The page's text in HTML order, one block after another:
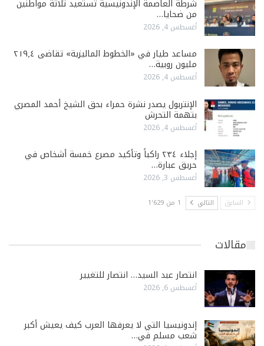
شرطة العاصمة الإندونيسية تستعيد ثلاثة مواطنين
من ضحايا…
أغسطس 4, 2026
مساعد طيار في «الخطوط الماليزية» تقاضى ٢١٩٫٤
مليون روبية…
أغسطس 4, 2026
الإنتربول يصدر نشرة حمراء بحق الشيخ أحمد المصري
بتهمة التحرش
أغسطس 4, 2026
إجلاء ٢٣٤ راكباً وتأكيد مصرع خمسة أشخاص في
حريق عبارة…
أغسطس 3, 2026
السابق التالي 1 من 1٬629
مقالات
انتصار عبد السيد… انتصار للتغيير
أغسطس 6, 2026
إندونيسيا التي لا يعرفها العرب كيف يعيش أكبر
شعب مسلم في…